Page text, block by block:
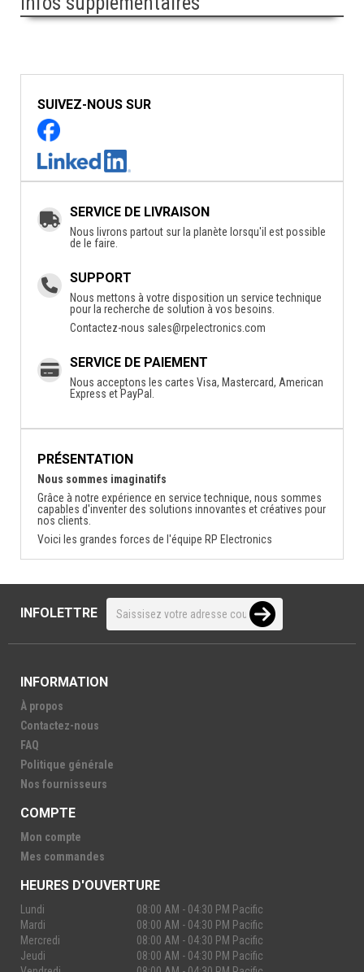
SUIVEZ-NOUS SUR
SERVICE DE LIVRAISON
Nous livrons partout sur la planète lorsqu'il est possible
de le faire.
SUPPORT
Nous mettons à votre disposition un service technique
pour la recherche de solution à vos besoins.
Contactez-nous sales@rpelectronics.com
SERVICE DE PAIEMENT
Nous acceptons les cartes Visa, Mastercard, American
Express et PayPal.
PRÉSENTATION
Nous sommes imaginatifs
Grâce à notre expérience en service technique, nous sommes
capables d'inventer des solutions innovantes et créatives pour
nos clients.
Voici les grandes forces de l'équipe RP Electronics
INFOLETTRE
INFORMATION
À propos
Contactez-nous
FAQ
Politique générale
Nos fournisseurs
COMPTE
Mon compte
Mes commandes
HEURES D'OUVERTURE
Lundi
08:00 AM - 04:30 PM Pacific
Mardi
08:00 AM - 04:30 PM Pacific
Mercredi
08:00 AM - 04:30 PM Pacific
Jeudi
08:00 AM - 04:30 PM Pacific